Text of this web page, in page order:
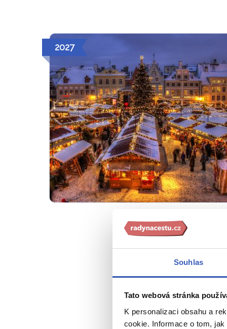
Souhlas
Tato webová stránka
K personalizaci obsahu a
cookie. Informace o tom,
2027
Naši
11